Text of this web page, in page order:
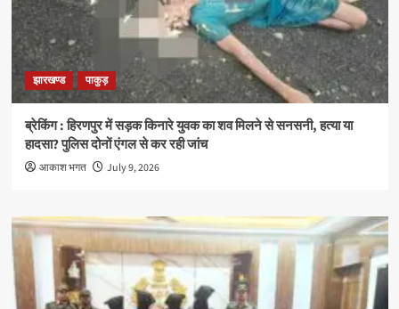
झारखण्ड पाकुड़
ब्रेकिंग : हिरणपुर में सड़क किनारे युवक का शव मिलने से सनसनी, हत्या या
हादसा? पुलिस दोनों एंगल से कर रही जांच
आकाश भगत July 9, 2026